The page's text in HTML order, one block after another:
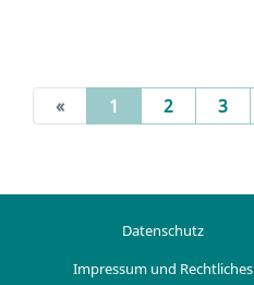
« 1 (current)
2 3
Datenschutz
Impressum und Rechtliches